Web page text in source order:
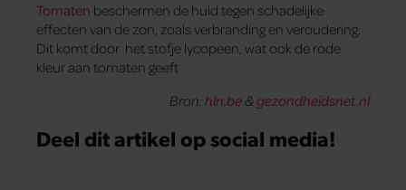
Tomaten beschermen de huid tegen schadelijke
effecten van de zon, zoals verbranding en veroudering.
Dit komt door het stofje lycopeen, wat ook de rode
kleur aan tomaten geeft
Bron:hln.be& gezondheidsnet.nl
Deel dit artikel op social media!